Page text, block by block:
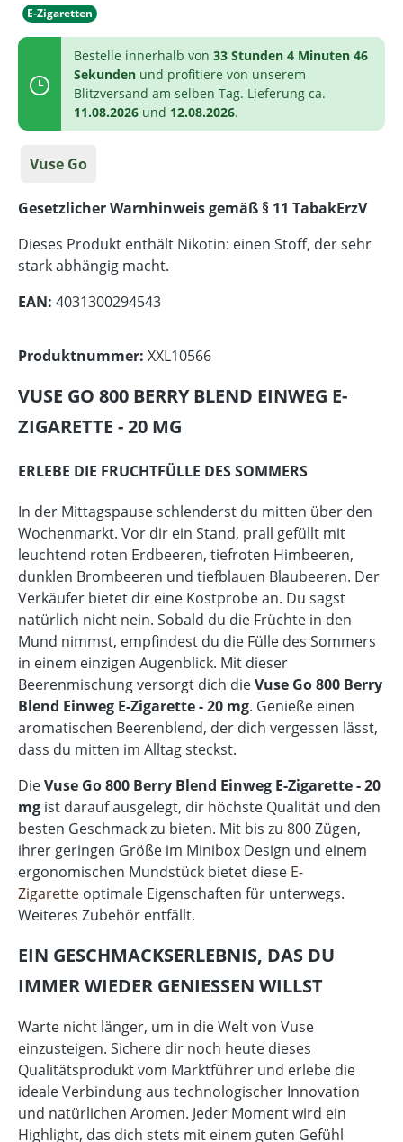
E-Zigaretten
Bestelle innerhalb von 33 Stunden 4 Minuten 46
Sekunden und profitiere von unserem
Blitzversand am selben Tag. Lieferung ca.
11.08.2026 und 12.08.2026.
Vuse Go
Gesetzlicher Warnhinweis gemäß § 11 TabakErzV
Dieses Produkt enthält Nikotin: einen Stoff, der sehr
stark abhängig macht.
EAN: 4031300294543
Produktnummer: XXL10566
VUSE GO 800 BERRY BLEND EINWEG E-
ZIGARETTE - 20 MG
ERLEBE DIE FRUCHTFÜLLE DES SOMMERS
In der Mittagspause schlenderst du mitten über den
Wochenmarkt. Vor dir ein Stand, prall gefüllt mit
leuchtend roten Erdbeeren, tiefroten Himbeeren,
dunklen Brombeeren und tiefblauen Blaubeeren. Der
Verkäufer bietet dir eine Kostprobe an. Du sagst
natürlich nicht nein. Sobald du die Früchte in den
Mund nimmst, empfindest du die Fülle des Sommers
in einem einzigen Augenblick. Mit dieser
Beerenmischung versorgt dich dieVuse Go 800 Berry
Blend Einweg E-Zigarette - 20 mg. Genieße einen
aromatischen Beerenblend, der dich vergessen lässt,
dass du mitten im Alltag steckst.
DieVuse Go 800 Berry Blend Einweg E-Zigarette - 20
mg ist darauf ausgelegt, dir höchste Qualität und den
besten Geschmack zu bieten. Mit bis zu 800 Zügen,
ihrer geringen Größe im Minibox Design und einem
ergonomischen Mundstück bietet diese E-
Zigarette optimale Eigenschaften für unterwegs.
Weiteres Zubehör entfällt.
EIN GESCHMACKSERLEBNIS, DAS DU
IMMER WIEDER GENIESSEN WILLST
Warte nicht länger, um in die Welt von Vuse
einzusteigen. Sichere dir noch heute dieses
Qualitätsprodukt vom Marktführer und erlebe die
ideale Verbindung aus technologischer Innovation
und natürlichen Aromen. Jeder Moment wird ein
Highlight, das dich stets mit einem guten Gefühl